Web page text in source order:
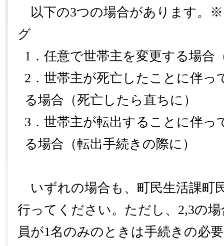
以下の3つの場合があります。
グ
1 ．任意で世帯主を変更する場合
2 ．世帯主が死亡したことに伴
る場合（死亡したら直ちに）
3 ．世帯主が転出することに伴
る場合（転出手続きの際に）
いずれの場合も、町民生活課町
行ってください。ただし、2,3の
員が1名のみのときは手続きの必